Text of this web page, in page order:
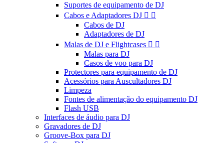
Suportes de equipamento de DJ
Cabos e Adaptadores DJ  
Cabos de DJ
Adaptadores de DJ
Malas de DJ e Flightcases  
Malas para DJ
Casos de voo para DJ
Protectores para equipamento de DJ
Acessórios para Auscultadores DJ
Limpeza
Fontes de alimentação do equipamento DJ
Flash USB
Interfaces de áudio para DJ
Gravadores de DJ
Groove-Box para DJ